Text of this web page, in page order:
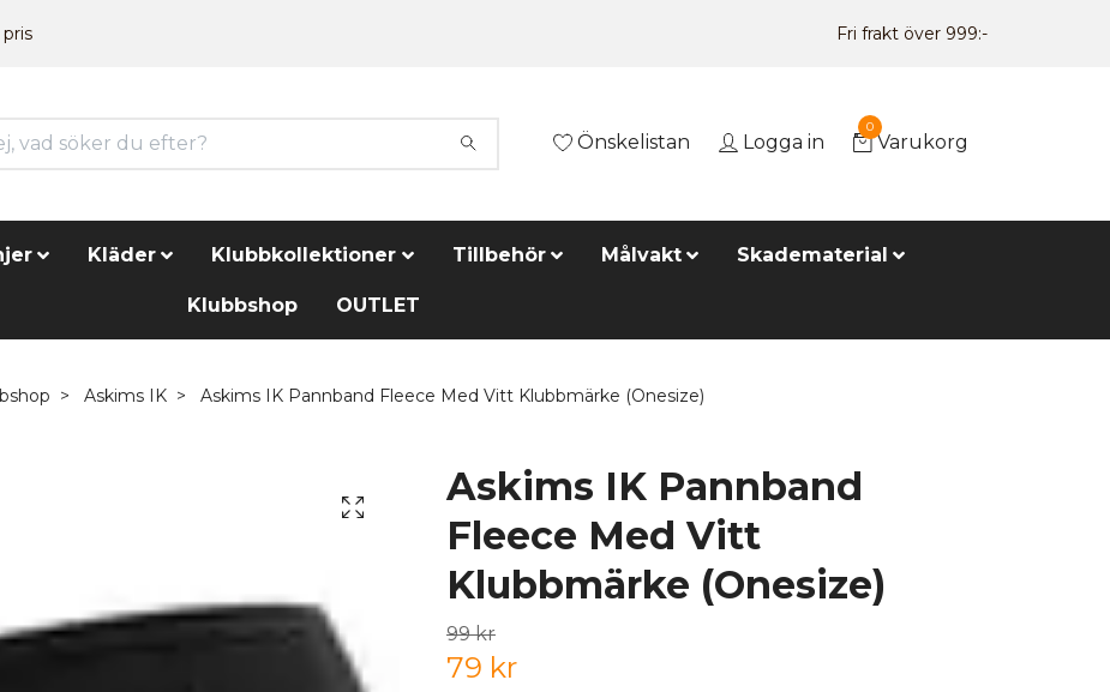
Fri frakt över 999:-
Önskelistan Logga in
0
Varukorg
Kläder Klubbkollektioner Tillbehör Målvakt Skadematerial
Klubbshop OUTLET
Askims IK Askims IK Pannband Fleece Med Vitt Klubbmärke (Onesize)
Askims IK Pannband
Fleece Med Vitt
Klubbmärke (Onesize)
99 kr
79 kr